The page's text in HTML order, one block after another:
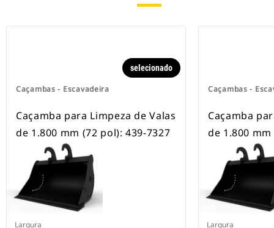
Caçambas - Escavadeira
selecionado
Caçamba para Limpeza de Valas
de 1.800 mm (72 pol): 439-7327
Largura
Caçambas -
Caçamba
de 1.800
Largura